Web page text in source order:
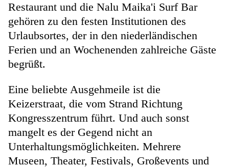
Restaurant und die Nalu Maika'i Surf Bar
gehören zu den festen Institutionen des
Urlaubsortes, der in den niederländischen
Ferien und an Wochenenden zahlreiche Gäste
begrüßt.
Eine beliebte Ausgehmeile ist die
Keizerstraat, die vom Strand Richtung
Kongresszentrum führt. Und auch sonst
mangelt es der Gegend nicht an
Unterhaltungsmöglichkeiten. Mehrere
Museen, Theater, Festivals, Großevents und